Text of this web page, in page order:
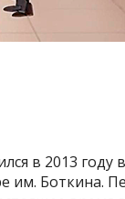
в 2013 году
им. Боткина.